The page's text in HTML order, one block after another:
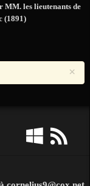
MM. les lieutenants de
(1891)
×